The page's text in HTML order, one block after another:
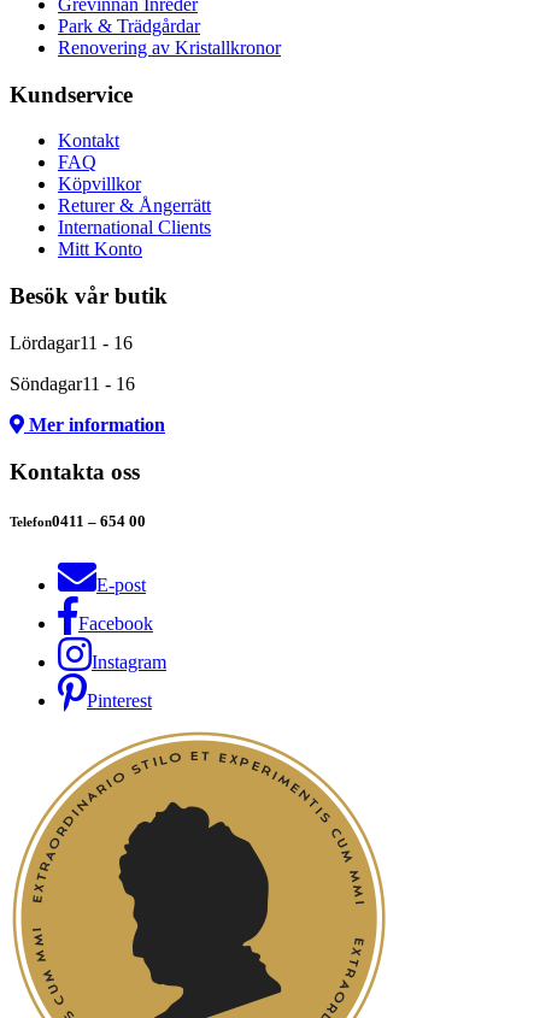
Grevinnan Inreder
Park & Trädgårdar
Renovering av Kristallkronor
Kundservice
Kontakt
FAQ
Köpvillkor
Returer & Ångerrätt
International Clients
Mitt Konto
Besök vår butik
Lördagar11 - 16
Söndagar11 - 16
Mer information
Kontakta oss
Telefon0411 – 654 00
E-post
Facebook
Instagram
Pinterest